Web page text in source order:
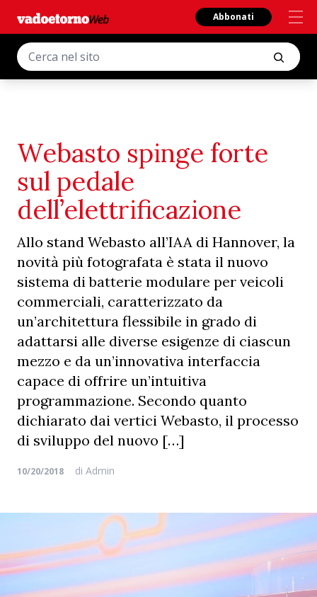
Abbonati
Webasto spinge forte
sul pedale
dell’elettrificazione
Allo stand Webasto all’IAA di Hannover, la
novità più fotografata è stata il nuovo
sistema di batterie modulare per veicoli
commerciali, caratterizzato da
un’architettura flessibile in grado di
adattarsi alle diverse esigenze di ciascun
mezzo e da un’innovativa interfaccia
capace di offrire un’intuitiva
programmazione. Secondo quanto
dichiarato dai vertici Webasto, il processo
di sviluppo del nuovo […]
10/20/2018 di Admin